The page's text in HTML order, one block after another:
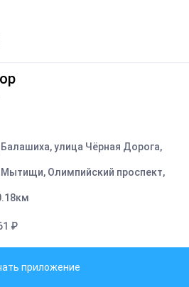
улица Чёрная Дорога,
Олимпийский проспект,
км
₽
приложение